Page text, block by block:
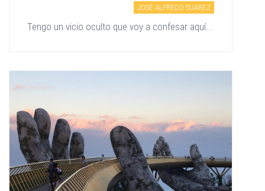
JOSÉ ALFREDO SUÁREZ
Tengo un vicio oculto que voy a confesar aquí...